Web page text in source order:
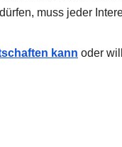
muss jeder
kann oder